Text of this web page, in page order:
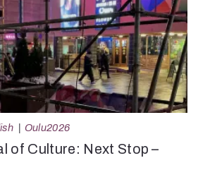
Oulu2026
of Culture: Next Stop –